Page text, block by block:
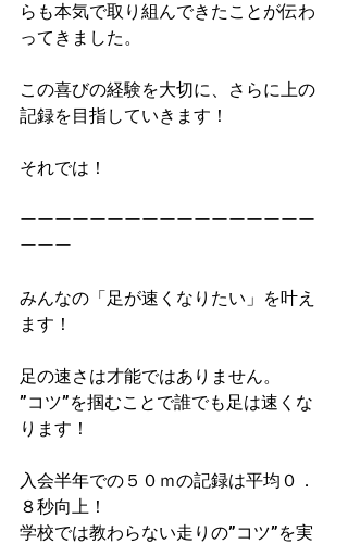
らも本気で取り組んできたことが伝わ
ってきました。
この喜びの経験を大切に、さらに上の
記録を目指していきます！
それでは！
ーーーーーーーーーーーーーーーーー
ーーー
みんなの「足が速くなりたい」を叶え
ます！
足の速さは才能ではありません。
”コツ”を掴むことで誰でも足は速くな
ります！
入会半年での５０ｍの記録は平均０．
８秒向上！​
学校では教わらない走りの”コツ”を実